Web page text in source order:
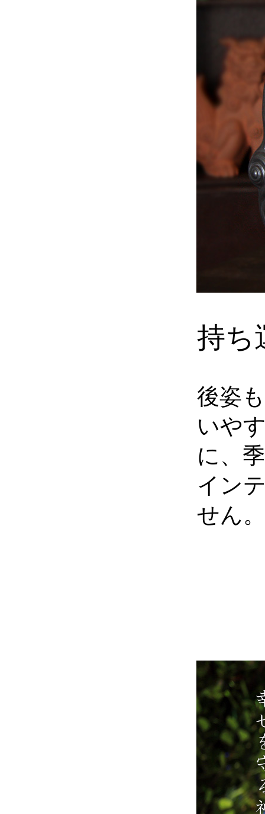
持ち
後姿
いや
に、
イン
せん。